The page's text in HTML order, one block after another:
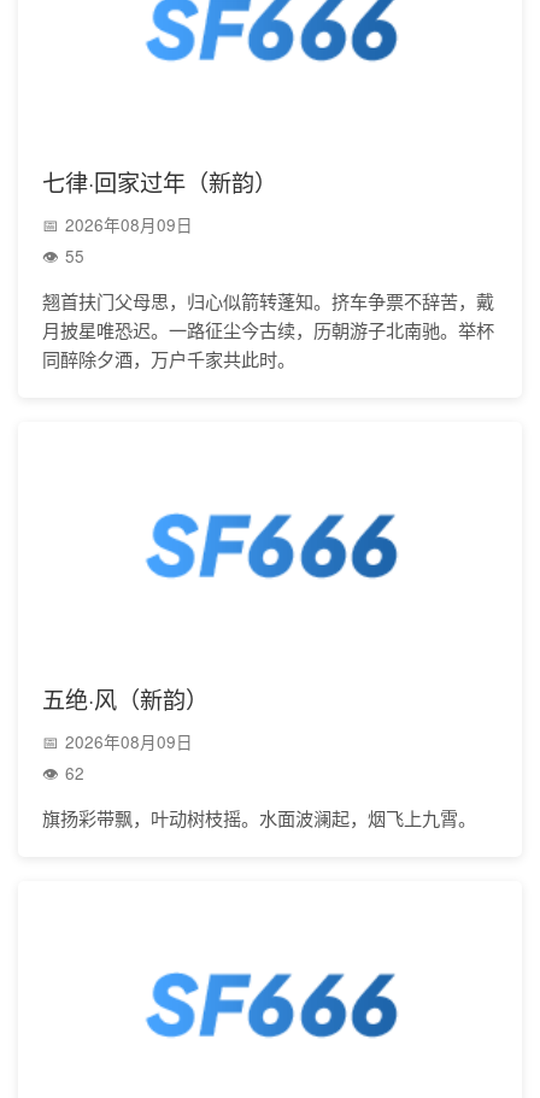
七律·回家过年（新韵）
2026年08月09日
55
翘首扶门父母思，归心似箭转蓬知。挤车争票不辞苦，戴
月披星唯恐迟。一路征尘今古续，历朝游子北南驰。举杯
同醉除夕酒，万户千家共此时。
五绝·风（新韵）
2026年08月09日
62
旗扬彩带飘，叶动树枝摇。水面波澜起，烟飞上九霄。